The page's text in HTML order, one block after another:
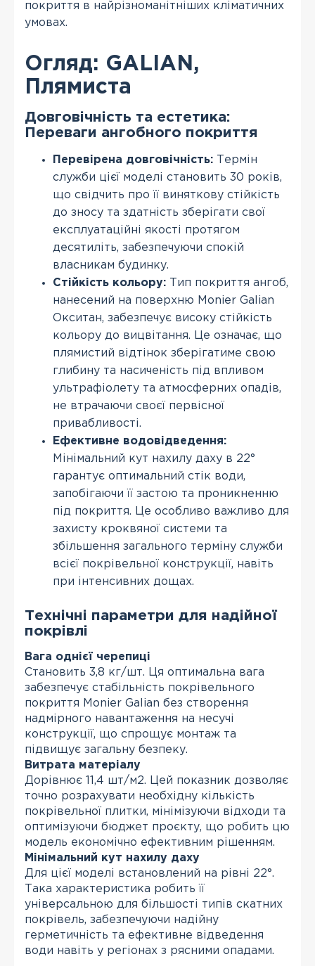
покриття в найрізноманітніших кліматичних
умовах.
Огляд: GALIAN,
Плямиста
Довговічність та естетика:
Переваги ангобного покриття
Перевірена довговічність: Термін
служби цієї моделі становить 30 років,
що свідчить про її виняткову стійкість
до зносу та здатність зберігати свої
експлуатаційні якості протягом
десятиліть, забезпечуючи спокій
власникам будинку.
Стійкість кольору: Тип покриття ангоб,
нанесений на поверхню Monier Galian
Окситан, забезпечує високу стійкість
кольору до вицвітання. Це означає, що
плямистий відтінок зберігатиме свою
глибину та насиченість під впливом
ультрафіолету та атмосферних опадів,
не втрачаючи своєї первісної
привабливості.
Ефективне водовідведення:
Мінімальний кут нахилу даху в 22°
гарантує оптимальний стік води,
запобігаючи її застою та проникненню
під покриття. Це особливо важливо для
захисту кроквяної системи та
збільшення загального терміну служби
всієї покрівельної конструкції, навіть
при інтенсивних дощах.
Технічні параметри для надійної
покрівлі
Вага однієї черепиці
Становить 3,8 кг/шт. Ця оптимальна вага
забезпечує стабільність покрівельного
покриття Monier Galian без створення
надмірного навантаження на несучі
конструкції, що спрощує монтаж та
підвищує загальну безпеку.
Витрата матеріалу
Дорівнює 11,4 шт/м2. Цей показник дозволяє
точно розрахувати необхідну кількість
покрівельної плитки, мінімізуючи відходи та
оптимізуючи бюджет проєкту, що робить цю
модель економічно ефективним рішенням.
Мінімальний кут нахилу даху
Для цієї моделі встановлений на рівні 22°.
Така характеристика робить її
універсальною для більшості типів скатних
покрівель, забезпечуючи надійну
герметичність та ефективне відведення
води навіть у регіонах з рясними опадами.